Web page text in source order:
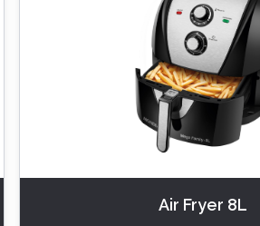
Air Fryer 8L